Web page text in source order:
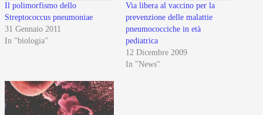
Il polimorfismo dello
Streptococcus pneumoniae
31 Gennaio 2011
In "biologia"
Via libera al vaccino per la
prevenzione delle malattie
pneumococciche in età
pediatrica
12 Dicembre 2009
In "News"